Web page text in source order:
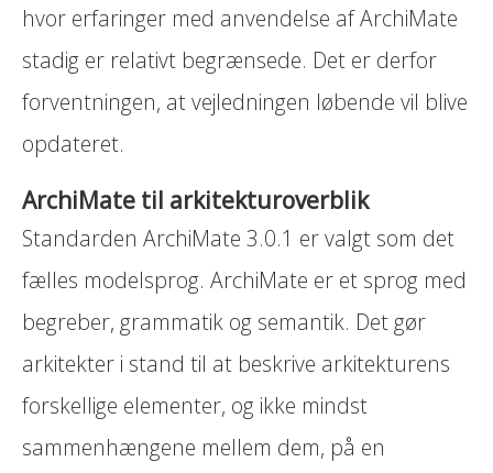
hvor erfaringer med anvendelse af ArchiMate
stadig er relativt begrænsede. Det er derfor
forventningen, at vejledningen løbende vil blive
opdateret.
ArchiMate til arkitekturoverblik
Standarden ArchiMate 3.0.1 er valgt som det
fælles modelsprog. ArchiMate er et sprog med
begreber, grammatik og semantik. Det gør
arkitekter i stand til at beskrive arkitekturens
forskellige elementer, og ikke mindst
sammenhængene mellem dem, på en